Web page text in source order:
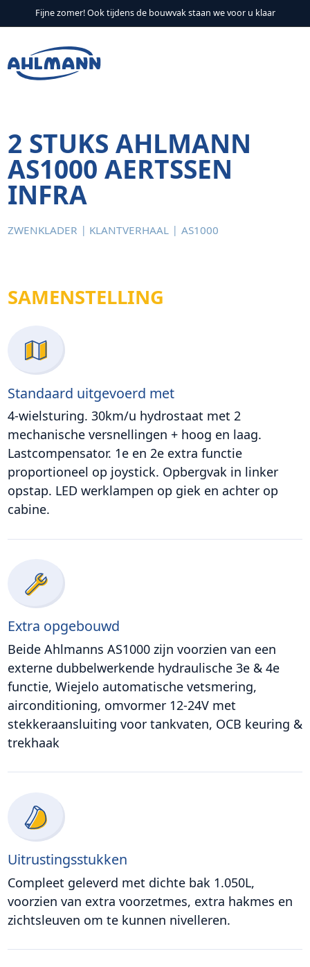
Verder naar navigatie
Ga naar hoofdinhoud
FooterFijne zomer! Ook tijdens de bouwvak staan we voor u klaar
2 STUKS AHLMANN
AS1000 AERTSSEN
INFRA
ZWENKLADER KLANTVERHAAL AS1000
SAMENSTELLING
Standaard uitgevoerd met
4-wielsturing. 30km/u hydrostaat met 2
mechanische versnellingen + hoog en laag.
Lastcompensator. 1e en 2e extra functie
proportioneel op joystick. Opbergvak in linker
opstap. LED werklampen op giek en achter op
cabine.
Extra opgebouwd
Beide Ahlmanns AS1000 zijn voorzien van een
externe dubbelwerkende hydraulische 3e & 4e
functie, Wiejelo automatische vetsmering,
airconditioning, omvormer 12-24V met
stekkeraansluiting voor tankvaten, OCB keuring &
trekhaak
Uitrustingsstukken
Compleet geleverd met dichte bak 1.050L,
voorzien van extra voorzetmes, extra hakmes en
zichtsleuven om te kunnen nivelleren.